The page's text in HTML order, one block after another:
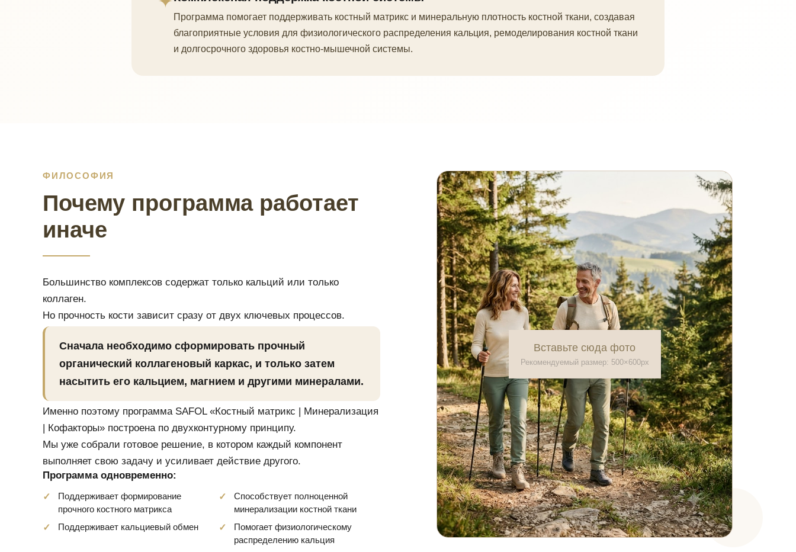
Программа помогает поддерживать костный матрикс и минеральную плотность костной ткани, создавая
благоприятные условия для физиологического распределения кальция, ремоделирования костной ткани
и долгосрочного здоровья костно-мышечной системы.
ФИЛОСОФИЯ
Почему программа работает
иначе
Большинство комплексов содержат только кальций или только
коллаген.
Но прочность кости зависит сразу от двух ключевых процессов.
Сначала необходимо сформировать прочный
органический коллагеновый каркас, и только затем
насытить его кальцием, магнием и другими минералами.
Именно поэтому программа SAFOL «Костный матрикс | Минерализация
| Кофакторы» построена по двухконтурному принципу.
Мы уже собрали готовое решение, в котором каждый компонент
выполняет свою задачу и усиливает действие другого.
Программа одновременно:
Поддерживает формирование
прочного костного матрикса
Способствует полноценной
минерализации костной ткани
Поддерживает кальциевый обмен
Помогает физиологическому
распределению кальция
Вставьте сюда фото
Рекомендуемый размер: 500×600px